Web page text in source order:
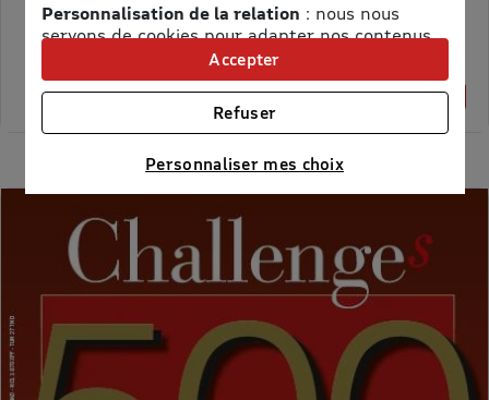
18% de remise
MON PETIT SCIENCE ET VIE AVEC NANO
Prix kiosque :71,40 €
58,65 €
Personnalisation de la relation : nous nous
servons de cookies pour adapter nos contenus
et personnaliser nos offres
Univers publicitaire: nous utilisons avec nos
partenaires des cookies pour afficher des
publicités personnalisées
Connaître notre politique cookies et la liste de nos
Personnaliser mes choix
Refuser
Accepter